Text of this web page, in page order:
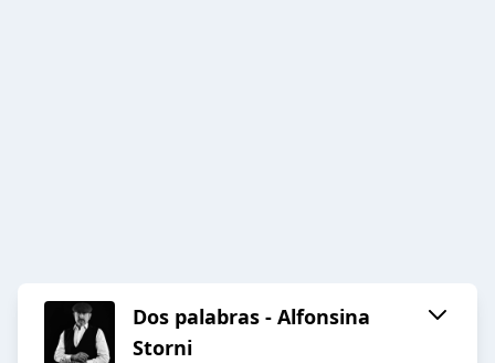
Dos palabras - Alfonsina
Storni